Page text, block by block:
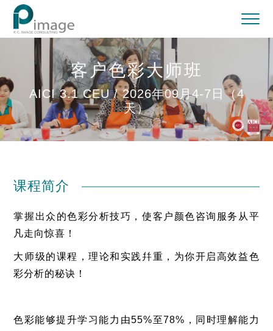
客户色彩大师班
AICI 3.1 CEU / 2026年09月4-7日（4
天）
课程简介
掌握出众的色彩分析技巧，使客户颜色咨询服务从平
凡走向惊喜！
大师级的课程，理论和实践幷重，为你开启高效益色
彩分析的秘诀！
色彩能够提升学习能力由55%至78%，同时理解能力